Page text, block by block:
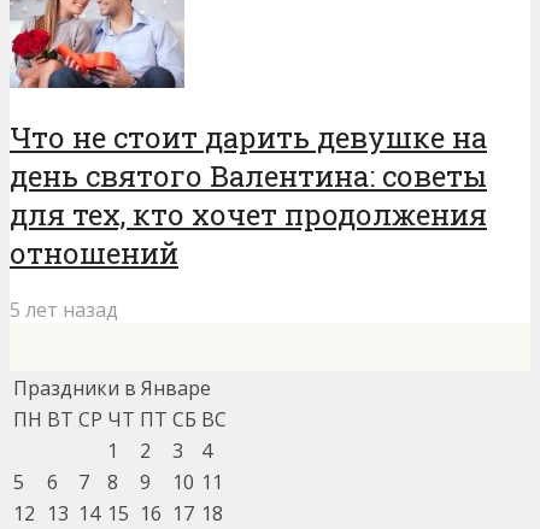
Что не стоит дарить девушке на
день святого Валентина: советы
для тех, кто хочет продолжения
отношений
5 лет назад
Праздники в Январе
ПН ВТ СР ЧТ ПТ СБ ВС
1
2 3
4
5
6 7 8 9 10 11
12 13 14 15 16 17 18